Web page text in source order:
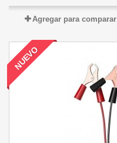
Agregar para comparar
NUEVO